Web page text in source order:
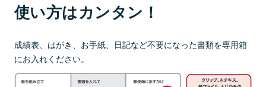
使い方はカンタン！
成績表、はがき、お手紙、日記など不要になった書類を専用箱
にお入れください。